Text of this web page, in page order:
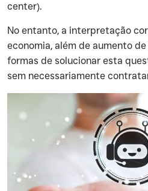
center).
‍No entanto, a interpretação
economia, além de aumento
formas de solucionar esta
sem necessariamente